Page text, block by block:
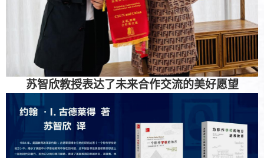
苏智欣教授表达了未来合作交流的美好愿望